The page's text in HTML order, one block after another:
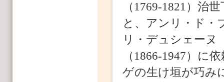
（1769-1821）治
と、アンリ・ド・
リ・デュシェーヌ
（1866-1947）に
ゲの生け垣が巧み